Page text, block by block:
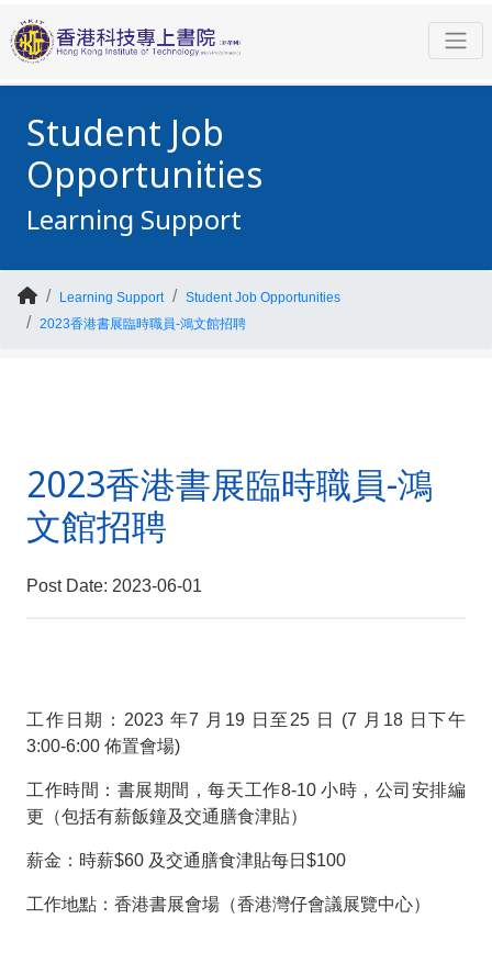
Student Job
Opportunities
Learning Support
Learning Support
Student Job Opportunities
2023香港書展臨時職員-鴻文館招聘
2023香港書展臨時職員-鴻
文館招聘
Post Date: 2023-06-01
工作日期：2023 年7 月19 日至25 日 (7 月18 日下午
3:00-6:00 佈置會場)
工作時間：書展期間，每天工作8-10 小時，公司安排編
更（包括有薪飯鐘及交通膳食津貼）
薪金：時薪$60 及交通膳食津貼每日$100
工作地點：香港書展會場（香港灣仔會議展覽中心）